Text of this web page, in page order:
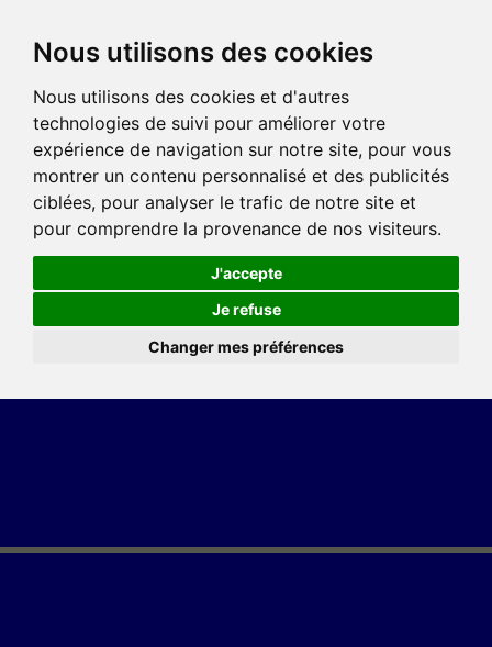
Nous utilisons des cookies
Nous utilisons des cookies et d'autres
technologies de suivi pour améliorer votre
expérience de navigation sur notre site, pour vous
montrer un contenu personnalisé et des publicités
ciblées, pour analyser le trafic de notre site et
pour comprendre la provenance de nos visiteurs.
J'accepte
Je refuse
Changer mes préférences